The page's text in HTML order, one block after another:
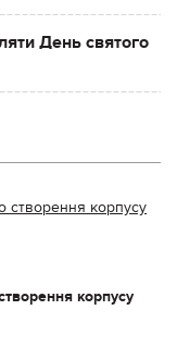
День святого
корпусу